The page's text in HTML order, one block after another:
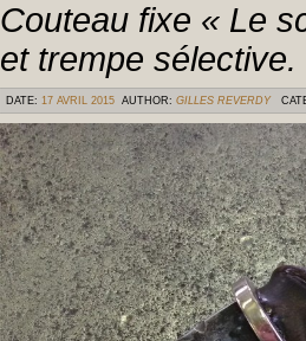
Couteau fixe « Le
et trempe sélective.
DATE: 17 AVRIL 2015 AUTHOR: GILLES REVERDY